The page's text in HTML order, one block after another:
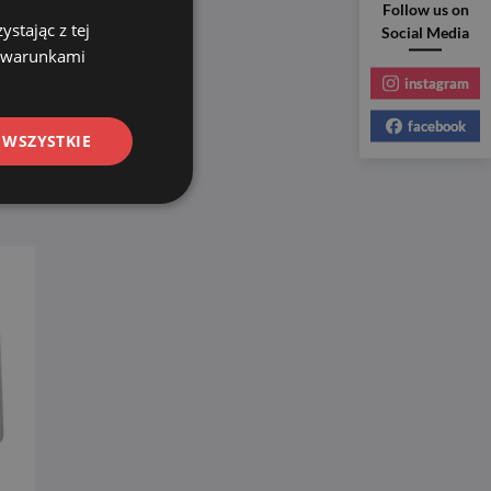
Follow us on
Social Media
instagram
facebook
z tej